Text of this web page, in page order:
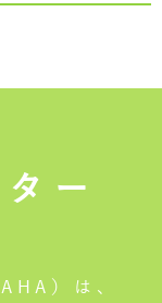
ー
）は、